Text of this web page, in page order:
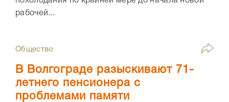
рабочей...
Общество
В Волгограде разыскивают 71-
летнего пенсионера с
проблемами памяти